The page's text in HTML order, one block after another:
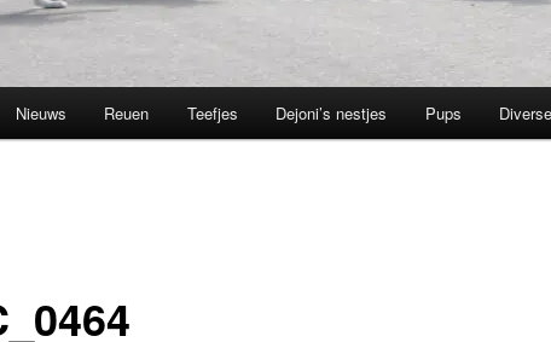
Nieuws Reuen Teefjes Dejoni’s nestjes Pups